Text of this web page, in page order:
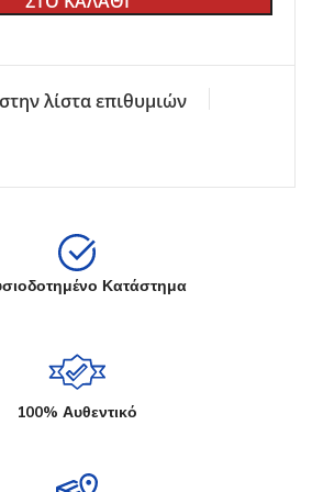
λίστα επιθυμιών
Κατάστημα
100% Αυθεντικό